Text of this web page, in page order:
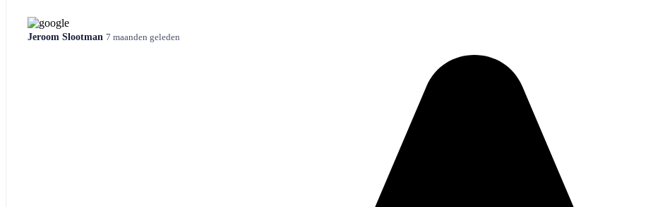
Jeroom Slootman 7 maanden geleden